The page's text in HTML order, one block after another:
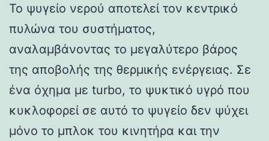
Το ψυγείο νερού αποτελεί τον κεντρικό
πυλώνα του συστήματος,
αναλαμβάνοντας το μεγαλύτερο βάρος
της αποβολής της θερμικής ενέργειας. Σε
ένα όχημα με turbo, το ψυκτικό υγρό που
κυκλοφορεί σε αυτό το ψυγείο δεν ψύχει
μόνο το μπλοκ του κινητήρα και την